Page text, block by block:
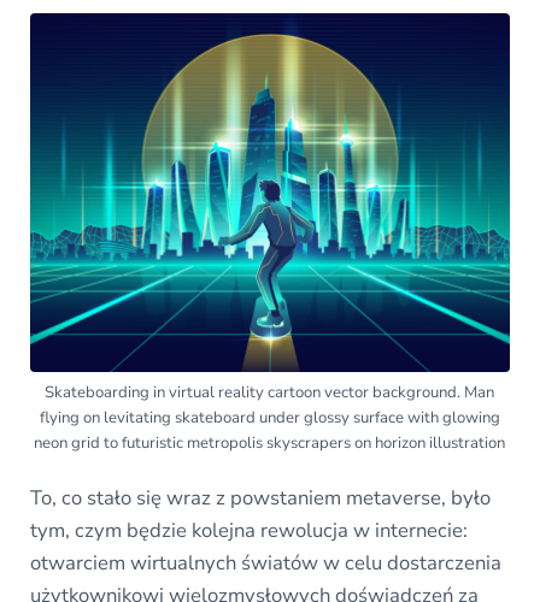
Skateboarding in virtual reality cartoon vector background. Man
flying on levitating skateboard under glossy surface with glowing
neon grid to futuristic metropolis skyscrapers on horizon illustration
To, co stało się wraz z powstaniem metaverse, było
tym, czym będzie kolejna rewolucja w internecie:
otwarciem wirtualnych światów w celu dostarczenia
użytkownikowi wielozmysłowych doświadczeń za